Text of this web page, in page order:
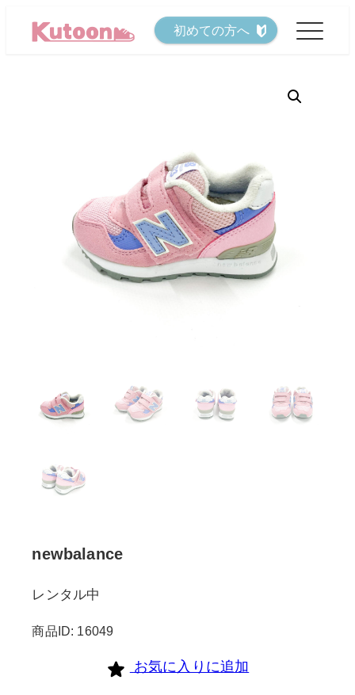
初めての方へ
newbalance
レンタル中
商品ID: 16049
お気に入りに追加